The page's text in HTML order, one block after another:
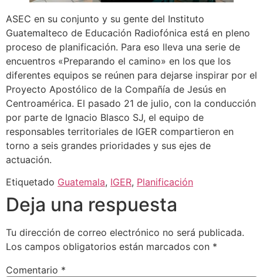
ASEC en su conjunto y su gente del Instituto
Guatemalteco de Educación Radiofónica está en pleno
proceso de planificación. Para eso lleva una serie de
encuentros «Preparando el camino» en los que los
diferentes equipos se reúnen para dejarse inspirar por el
Proyecto Apostólico de la Compañía de Jesús en
Centroamérica. El pasado 21 de julio, con la conducción
por parte de Ignacio Blasco SJ, el equipo de
responsables territoriales de IGER compartieron en
torno a seis grandes prioridades y sus ejes de
actuación.
Etiquetado Guatemala, IGER, Planificación
Deja una respuesta
Tu dirección de correo electrónico no será publicada.
Los campos obligatorios están marcados con *
Comentario *